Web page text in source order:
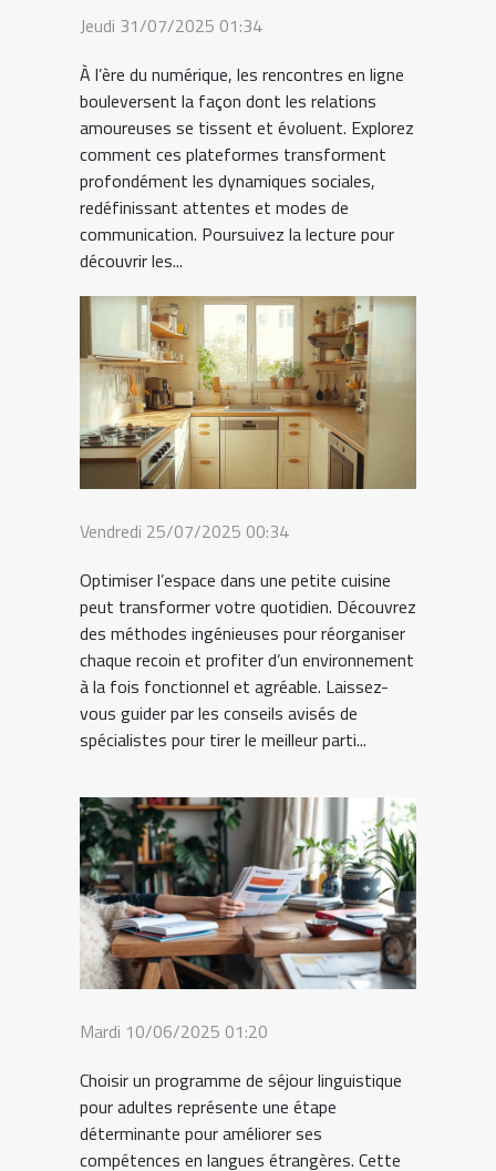
Jeudi 31/07/2025 01:34
À l’ère du numérique, les rencontres en ligne
bouleversent la façon dont les relations
amoureuses se tissent et évoluent. Explorez
comment ces plateformes transforment
profondément les dynamiques sociales,
redéfinissant attentes et modes de
communication. Poursuivez la lecture pour
découvrir les...
Vendredi 25/07/2025 00:34
Optimiser l’espace dans une petite cuisine
peut transformer votre quotidien. Découvrez
des méthodes ingénieuses pour réorganiser
chaque recoin et profiter d’un environnement
à la fois fonctionnel et agréable. Laissez-
vous guider par les conseils avisés de
spécialistes pour tirer le meilleur parti...
Mardi 10/06/2025 01:20
Choisir un programme de séjour linguistique
pour adultes représente une étape
déterminante pour améliorer ses
compétences en langues étrangères. Cette